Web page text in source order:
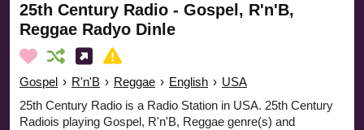
25th Century Radio - Gospel, R'n'B,
Reggae Radyo Dinle
Gospel › R'n'B › Reggae › English › USA
25th Century Radio is a Radio Station in USA. 25th Century
Radiois playing Gospel, R'n'B, Reggae genre(s) and